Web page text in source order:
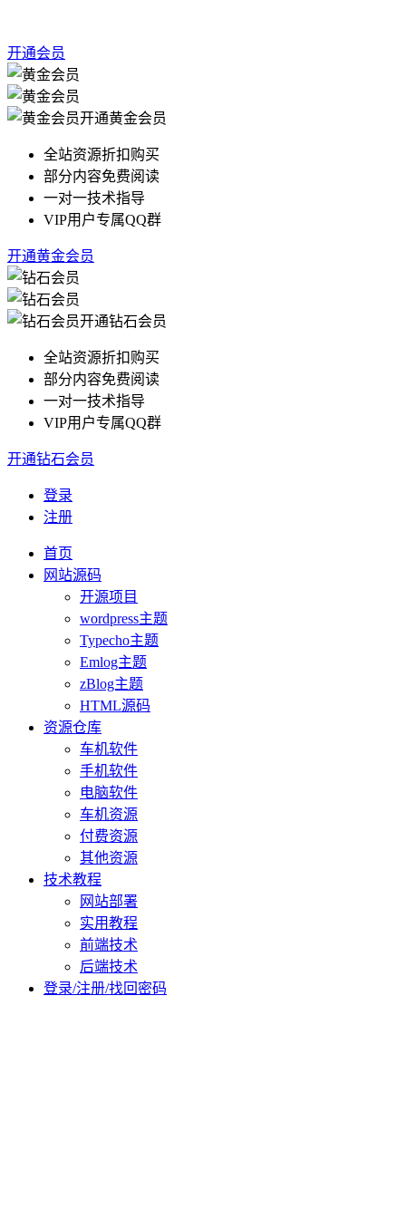
开通会员
开通黄金会员
全站资源折扣购买
部分内容免费阅读
一对一技术指导
VIP用户专属QQ群
开通黄金会员
开通钻石会员
全站资源折扣购买
部分内容免费阅读
一对一技术指导
VIP用户专属QQ群
开通钻石会员
登录
注册
首页
网站源码
开源项目
wordpress主题
Typecho主题
Emlog主题
zBlog主题
HTML源码
资源仓库
车机软件
手机软件
电脑软件
车机资源
付费资源
其他资源
技术教程
网站部署
实用教程
前端技术
后端技术
登录/注册/找回密码